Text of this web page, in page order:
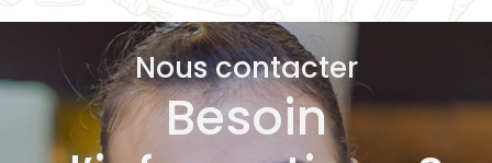
Nous contacter
Besoin